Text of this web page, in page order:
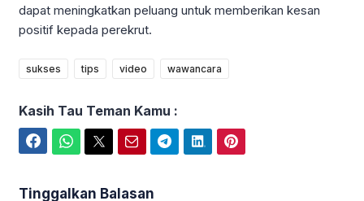
dapat meningkatkan peluang untuk memberikan kesan
positif kepada perekrut.
sukses tips video wawancara
Kasih Tau Teman Kamu :
Tinggalkan Balasan